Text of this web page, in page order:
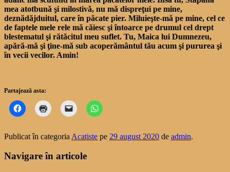
mea atotbună şi milostivă, nu mă dispreţui pe mine,
deznădăjduitul, care în păcate pier. Miluieşte-mă pe mine, cel ce
de faptele mele rele mă căiesc şi întoarce pe drumul cel drept
blestematul şi rătăcitul meu suflet. Tu, Maica lui Dumnezeu,
apără-mă şi ţine-mă sub acoperământul tău acum şi pururea şi
în vecii vecilor. Amin!
Partajează asta:
Publicat în categoria Acatiste pe 29 august 2020 de admin.
Navigare în articole